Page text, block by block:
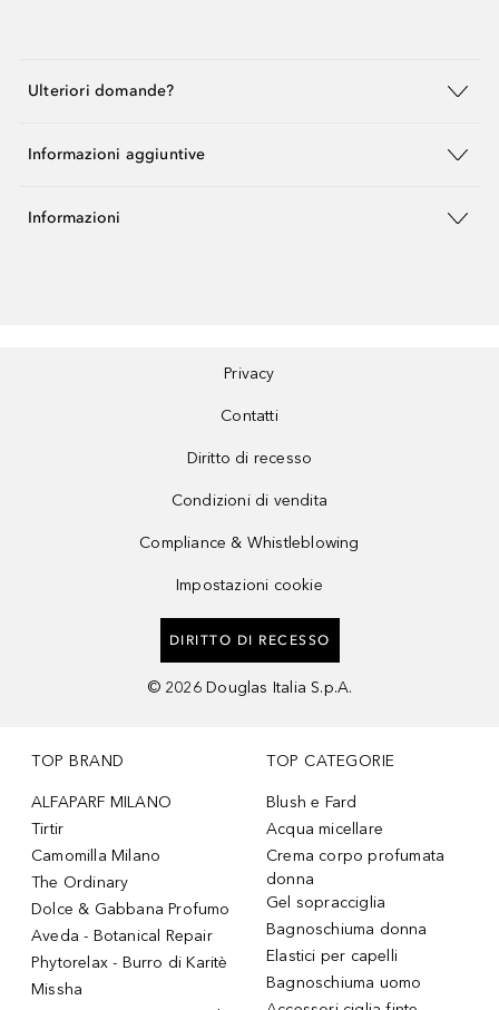
Ulteriori domande?
Informazioni aggiuntive
Informazioni
Privacy
Contatti
Diritto di recesso
Condizioni di vendita
Compliance & Whistleblowing
Impostazioni cookie
DIRITTO DI RECESSO
© 2026 Douglas Italia S.p.A.
TOP BRAND
ALFAPARF MILANO
Tirtir
Camomilla Milano
The Ordinary
Dolce & Gabbana Profumo
Aveda - Botanical Repair
Phytorelax - Burro di Karitè
Missha
TOP CATEGORIE
Blush e Fard
Acqua micellare
Crema corpo profumata
donna
Gel sopracciglia
Bagnoschiuma donna
Elastici per capelli
Bagnoschiuma uomo